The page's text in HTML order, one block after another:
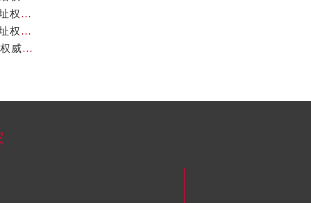
北京卡地亚官方售后服务中心｜最新热线及完整维修地址权威信息公示（2026年7月最新）
北京卡地亚官方售后服务中心｜服务热线及全部官方地址权威信息公示（2026年7月最新）
北京卡地亚官方售后服务中心｜地址及24小时服务电话权威信息公示（2026年7月最新）